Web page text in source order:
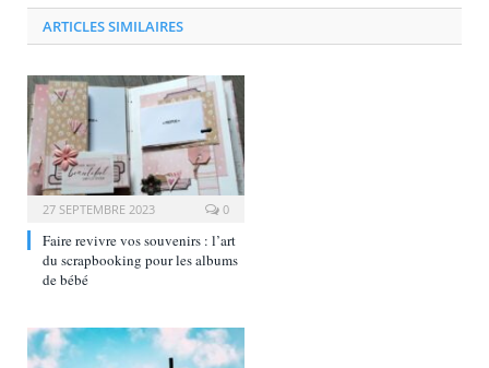
ARTICLES SIMILAIRES
27 SEPTEMBRE 2023 0
Faire revivre vos souvenirs : l’art
du scrapbooking pour les albums
de bébé